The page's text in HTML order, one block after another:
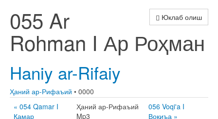
Юклаб олиш
055 Ar
Rohman I Ар Роҳман
Haniy ar-Rifaiy
Ҳаний ар-Рифаъий • 0000
« 054 Qamar I
Қамар
Ҳаний ар-Рифаъий
Mp3
056 Voqi'a I
Воқиъа »